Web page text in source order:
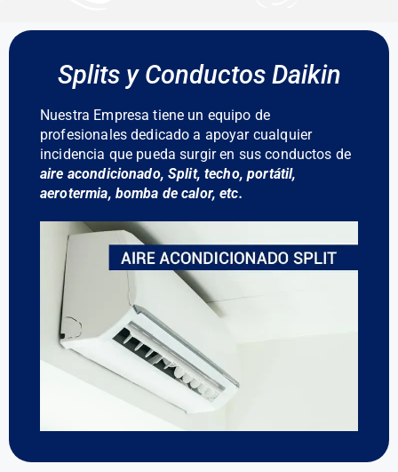
Splits y Conductos Daikin
Nuestra Empresa tiene un equipo de
profesionales dedicado a apoyar cualquier
incidencia que pueda surgir en sus conductos de
aire acondicionado, Split, techo, portátil,
aerotermia, bomba de calor, etc.